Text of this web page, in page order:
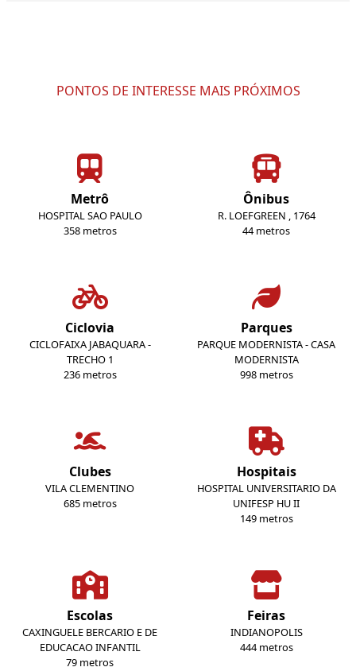
PONTOS DE INTERESSE MAIS PRÓXIMOS
Metrô
HOSPITAL SAO PAULO
358 metros
Ônibus
R. LOEFGREEN , 1764
44 metros
Ciclovia
CICLOFAIXA JABAQUARA -
TRECHO 1
236 metros
Parques
PARQUE MODERNISTA - CASA
MODERNISTA
998 metros
Clubes
VILA CLEMENTINO
685 metros
Hospitais
HOSPITAL UNIVERSITARIO DA
UNIFESP HU II
149 metros
Escolas
CAXINGUELE BERCARIO E DE
EDUCACAO INFANTIL
79 metros
Feiras
INDIANOPOLIS
444 metros